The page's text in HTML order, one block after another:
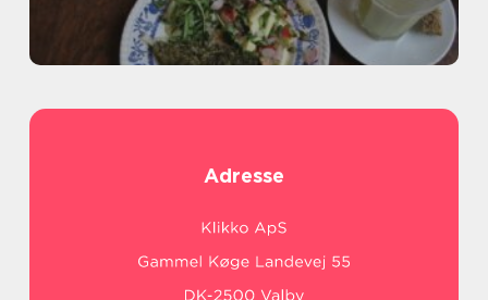
Adresse